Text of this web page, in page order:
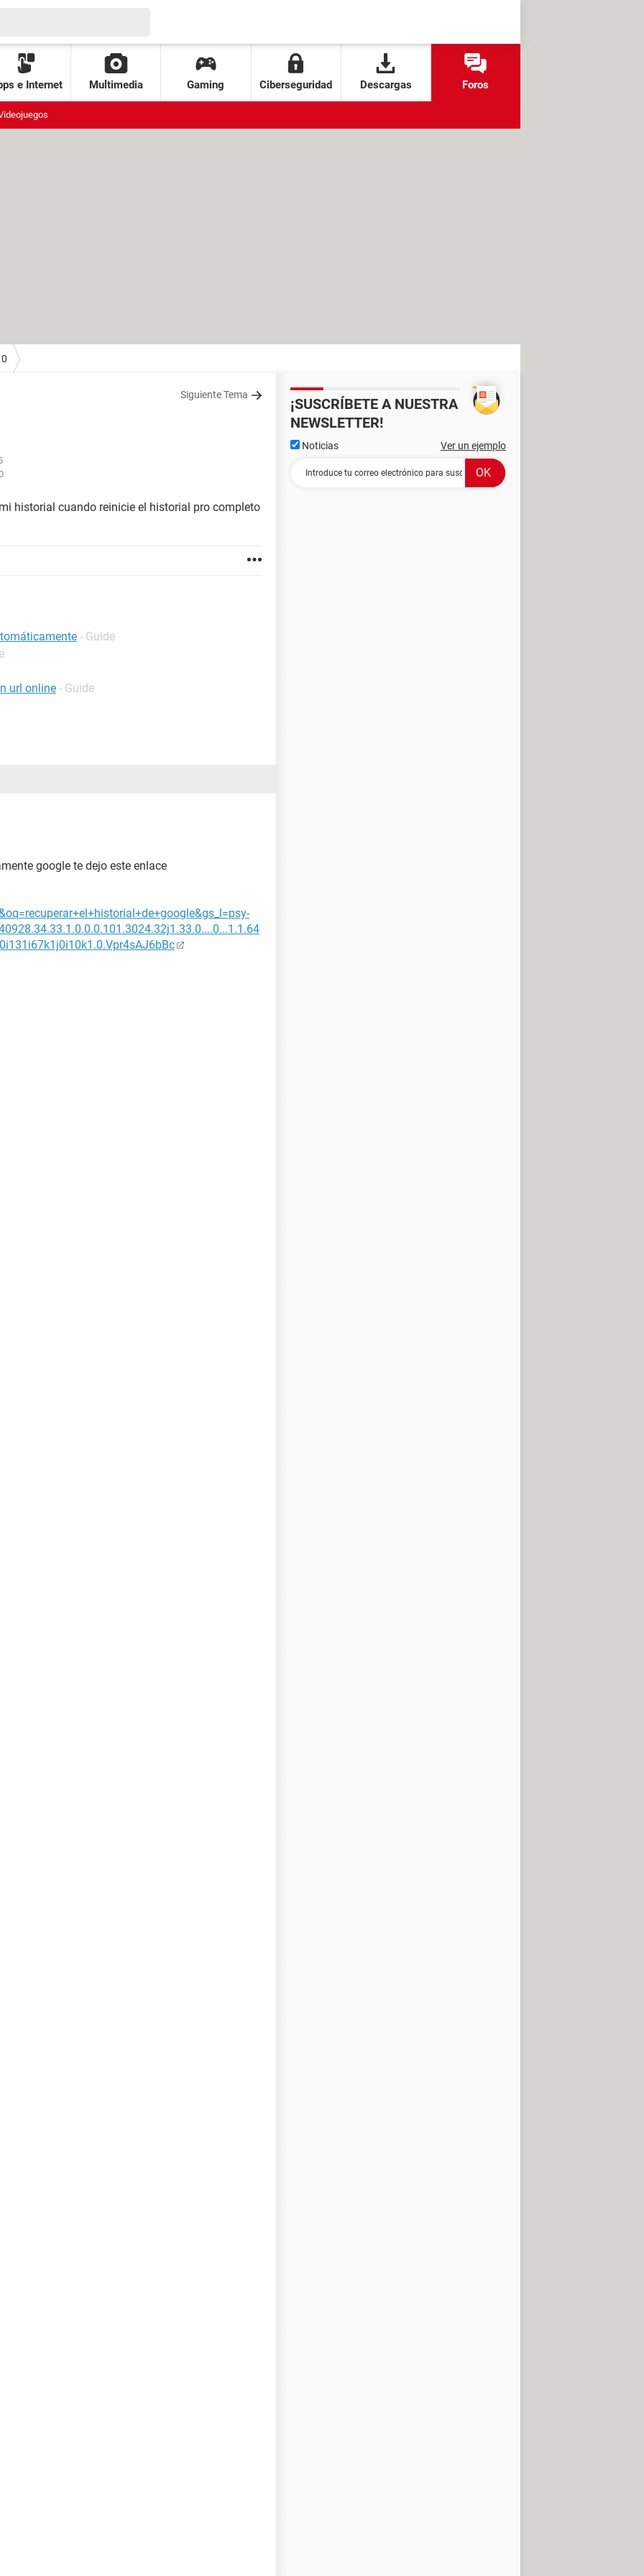
e Internet Multimedia Gaming Ciberseguridad Descargas Foros
Siguiente Tema
historial cuando reinicie el historial pro completo
- Guide
url online - Guide
google te dejo este enlace
¡SUSCRÍBETE A NUESTRA
NEWSLETTER!
Noticias Ver un ejemplo